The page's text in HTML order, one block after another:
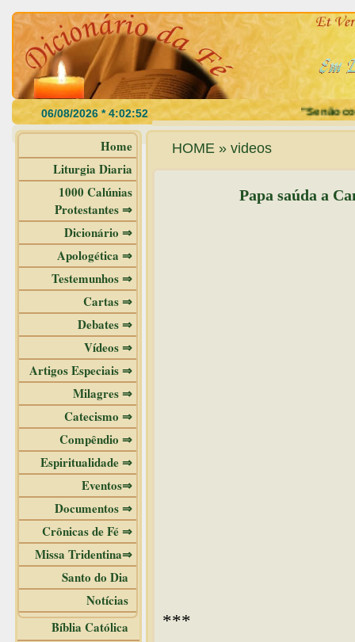
"Se não
Home
Liturgia Diaria
1000 Calúnias
Protestantes ⇒
Dicionário ⇒
Apologética ⇒
Testemunhos ⇒
Cartas ⇒
Debates ⇒
Vídeos ⇒
Artigos Especiais ⇒
Milagres ⇒
Catecismo ⇒
Compêndio ⇒
Espiritualidade ⇒
Eventos⇒
Documentos ⇒
Crônicas de Fé ⇒
Missa Tridentina⇒
Santo do Dia
Notícias
Bíblia Católica
HOME » videos
Papa saúda a
***